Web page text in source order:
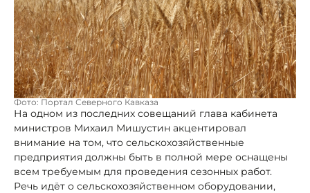
Фото: Портал Северного Кавказа
На одном из последних совещаний глава кабинета
министров Михаил Мишустин акцентировал
внимание на том, что сельскохозяйственные
предприятия должны быть в полной мере оснащены
всем требуемым для проведения сезонных работ.
Речь идёт о сельскохозяйственном оборудовании,